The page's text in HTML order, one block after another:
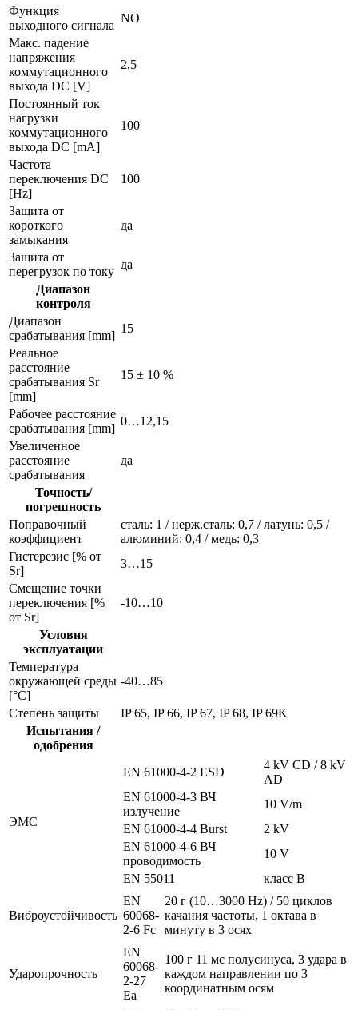
Функция
выходного сигнала
NO
Макс. падение
напряжения
коммутационного
выхода DC [V]
2,5
Постоянный ток
нагрузки
коммутационного
выхода DC [mA]
100
Частота
переключения DC
[Hz]
100
Защита от
короткого
замыкания
да
Защита от
перегрузок по току
да
Диапазон
контроля
Диапазон
срабатывания [mm]
15
Реальное
расстояние
срабатывания Sr
[mm]
15 ± 10 %
Рабочее расстояние
срабатывания [mm]
0…12,15
Увеличенное
расстояние
срабатывания
да
Точность/
погрешность
Поправочный
коэффициент
сталь: 1 / нерж.сталь: 0,7 / латунь: 0,5 /
алюминий: 0,4 / медь: 0,3
Гистерезис [% от
Sr]
3…15
Смещение точки
переключения [%
от Sr]
-10…10
Условия
эксплуатации
Температура
окружающей среды
[°C]
-40…85
Степень защиты
IP 65, IP 66, IP 67, IP 68, IP 69K
Испытания /
одобрения
ЭMC
EN 61000-4-2 ESD
4 kV CD / 8 kV
AD
EN 61000-4-3 ВЧ
излучение
10 V/m
EN 61000-4-4 Burst
2 kV
EN 61000-4-6 ВЧ
проводимость
10 V
EN 55011
класс B
Виброустойчивость
EN
60068-
2-6 Fc
20 г (10…3000 Hz) / 50 циклов
качания частоты, 1 октава в
минуту в 3 осях
Ударопрочность
EN
60068-
2-27
Ea
100 г 11 мс полусинуса, 3 удара в
каждом направлении по 3
координатным осям